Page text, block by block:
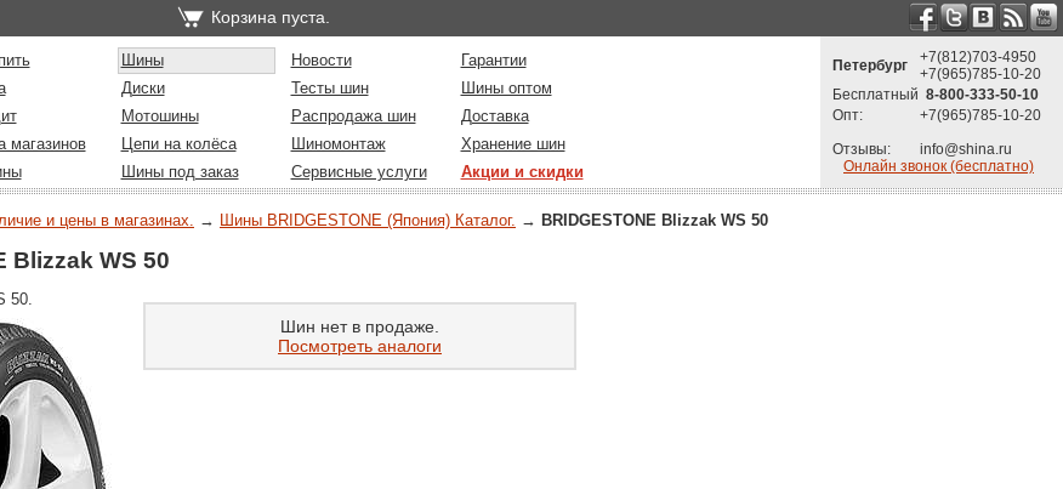
Корзина пуста.
Шины Новости
Гарантии
Диски Тесты шин
Шины оптом
Мотошины Распродажа шин
Доставка
магазинов
Цепи на колёса Шиномонтаж
Хранение шин
Шины под заказ Сервисные услуги Акции и скидки
Петербург
+7(812)703-4950
+7(965)785-10-20
Бесплатный 8-800-333-50-10
Опт:
+7(965)785-10-20
Отзывы:
info@shina.ru
Онлайн звонок (бесплатно)
и цены в магазинах. → Шины BRIDGESTONE (Япония) Каталог. → BRIDGESTONE Blizzak WS 50
Blizzak WS 50
50.
Шин нет в продаже.
Посмотреть аналоги